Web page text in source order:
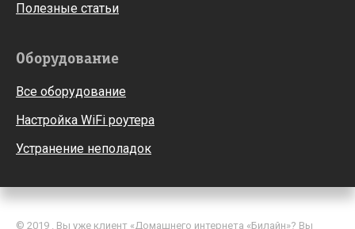
Полезные статьи
Оборудование
Все оборудование
Настройка WiFi роутера
Устранение неполадок
© 2019 . Вы уже клиент «Домашнего интернета «Билайн»? Вы